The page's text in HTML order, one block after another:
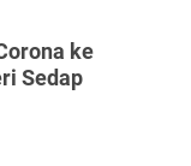
ke
Sedap